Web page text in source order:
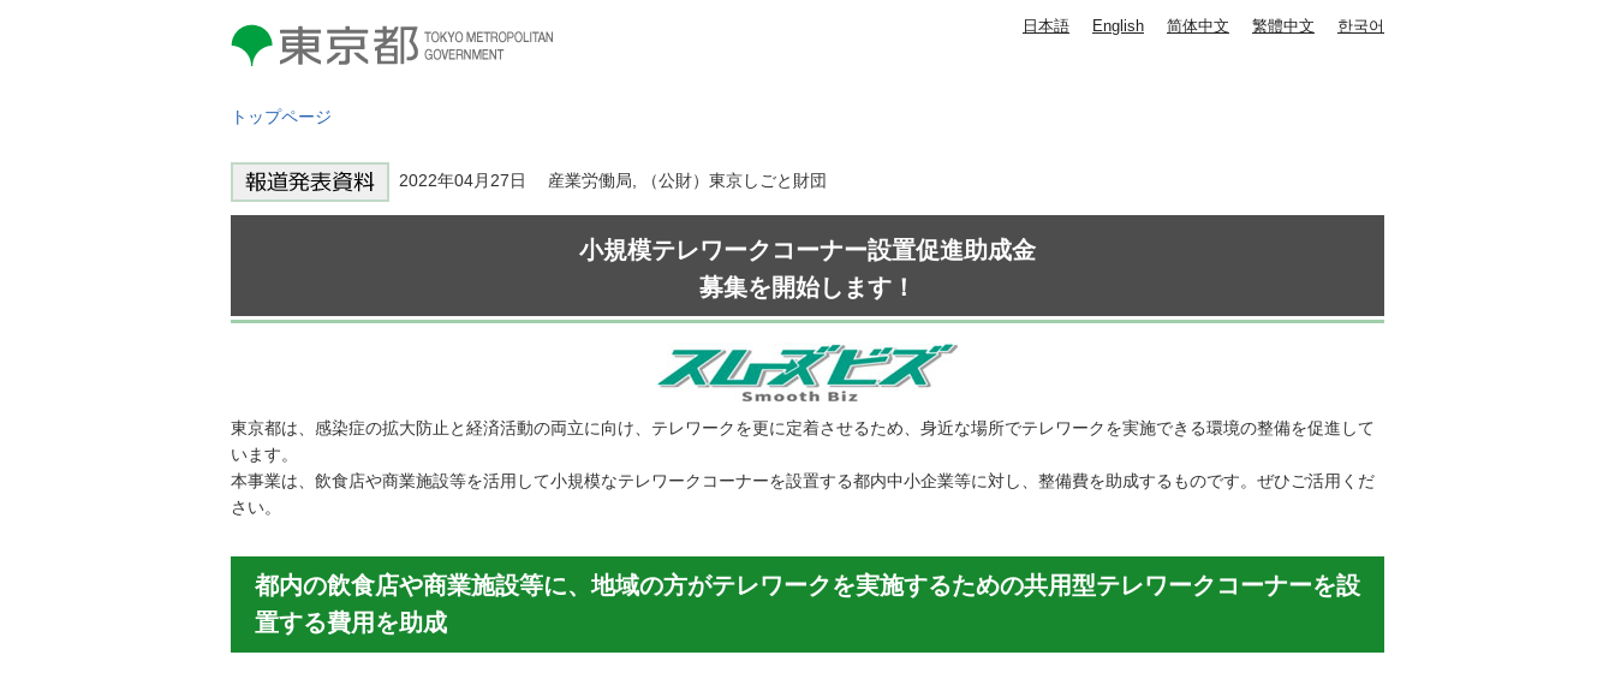
東京都 TOKYO METROPOLITAN
GOVERNMENT
日本語 English 简体中文 繁體中文 한국어
トップページ
2022年04月27日 産業労働局, （公財）東京しごと財団
小規模テレワークコーナー設置促進助成金
募集を開始します！
東京都は、感染症の拡大防止と経済活動の両立に向け、テレワークを更に定着させるため、身近な場所でテレワークを実施できる環境の整備を促進して
います。
本事業は、飲食店や商業施設等を活用して小規模なテレワークコーナーを設置する都内中小企業等に対し、整備費を助成するものです。ぜひご活用くだ
さい。
都内の飲食店や商業施設等に、地域の方がテレワークを実施するための共用型テレワークコーナーを設
置する費用を助成